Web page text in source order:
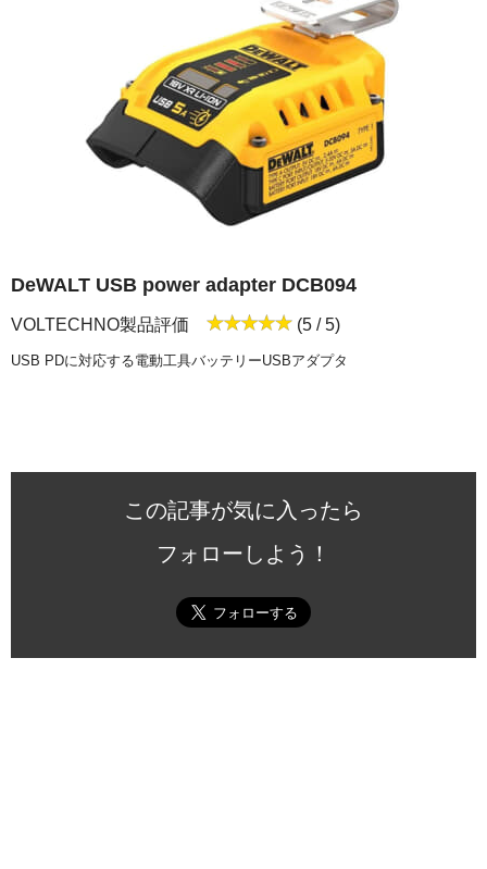
DeWALT USB power adapter DCB094
VOLTECHNO製品評価 (5 / 5)
USB PDに対応する電動工具バッテリーUSBアダプタ
この記事が気に入ったら
フォローしよう！